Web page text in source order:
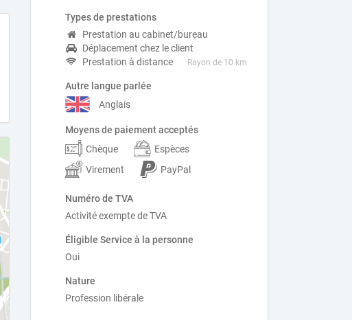
Types de prestations
Prestation au cabinet/bureau
Déplacement chez le client
Rayon de 10 km
Prestation à distance
Autre langue parlée
Anglais
Moyens de paiement acceptés
Chèque
Espèces
Virement
PayPal
Numéro de TVA
Activité exempte de TVA
Éligible Service à la personne
Oui
Nature
Profession libérale